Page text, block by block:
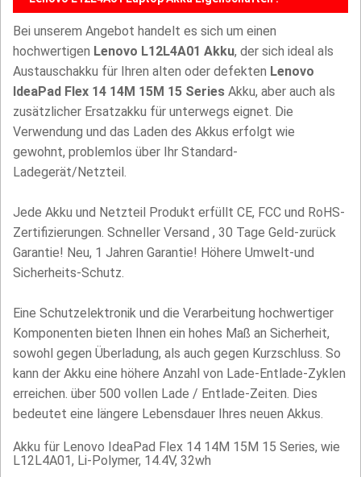
Bei unserem Angebot handelt es sich um einen
hochwertigen Lenovo L12L4A01 Akku, der sich ideal als
Austauschakku für Ihren alten oder defekten Lenovo
IdeaPad Flex 14 14M 15M 15 Series Akku, aber auch als
zusätzlicher Ersatzakku für unterwegs eignet. Die
Verwendung und das Laden des Akkus erfolgt wie
gewohnt, problemlos über Ihr Standard-
Ladegerät/Netzteil.
Jede Akku und Netzteil Produkt erfüllt CE, FCC und RoHS-
Zertifizierungen. Schneller Versand , 30 Tage Geld-zurück
Garantie! Neu, 1 Jahren Garantie! Höhere Umwelt-und
Sicherheits-Schutz.
Eine Schutzelektronik und die Verarbeitung hochwertiger
Komponenten bieten Ihnen ein hohes Maß an Sicherheit,
sowohl gegen Überladung, als auch gegen Kurzschluss. So
kann der Akku eine höhere Anzahl von Lade-Entlade-Zyklen
erreichen. über 500 vollen Lade / Entlade-Zeiten. Dies
bedeutet eine längere Lebensdauer Ihres neuen Akkus.
Akku für Lenovo IdeaPad Flex 14 14M 15M 15 Series, wie
L12L4A01, Li-Polymer, 14.4V, 32wh